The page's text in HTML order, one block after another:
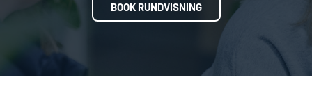
BOOK RUNDVISNING